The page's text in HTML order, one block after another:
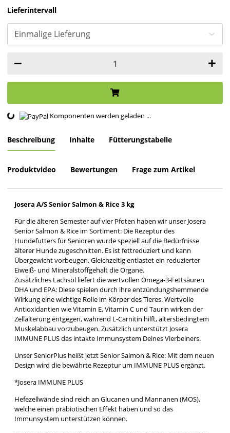
Lieferintervall
Loading... Komponenten werden geladen ...
Beschreibung Inhalte Fütterungstabelle
Produktvideo Bewertungen Frage zum Artikel
Josera A/S Senior Salmon & Rice 3 kg
Für die älteren Semester auf vier Pfoten haben wir unser Josera
Senior Salmon & Rice im Sortiment: Die Rezeptur des
Hundefutters für Senioren wurde speziell auf die Bedürfnisse
älterer Hunde zugeschnitten. Es ist fettreduziert und kann
Übergewicht vorbeugen. Gleichzeitig entlastet ein reduzierter
Eiweiß- und Mineralstoffgehalt die Organe.
Zusätzliches Lachsöl liefert die wertvollen Omega-3-Fettsäuren
DHA und EPA: Diese spielen durch ihre entzündungshemmende
Wirkung eine wichtige Rolle im Körper des Tieres. Wertvolle
Antioxidantien wie Vitamin E, Vitamin C und Taurin wirken der
Zellalterung entgegen, während L-Carnitin hilft, altersbedingtem
Muskelabbau vorzubeugen. Zusätzlich unterstützt Josera
IMMUNE PLUS das intakte Immunsystem Deines Vierbeiners.
Unser SeniorPlus heißt jetzt Senior Salmon & Rice: Mit dem neuen
Design wird die bewährte Rezeptur um IMMUNE PLUS ergänzt.
*Josera IMMUNE PLUS
Hefezellwände sind reich an Glucanen und Mannanen (MOS),
welche einen präbiotischen Effekt haben und so das
Immunsystem unterstützen können.